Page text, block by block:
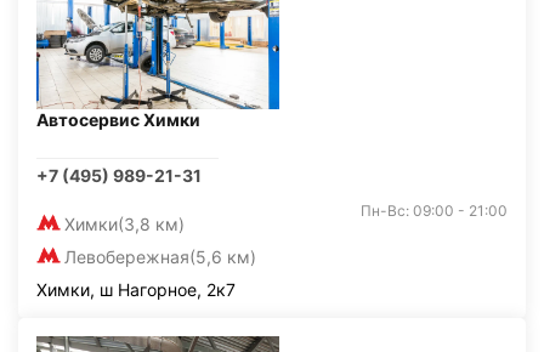
Автосервис Химки
+7 (495) 989-21-31
Химки(3,8 км)
Левобережная(5,6 км)
Пн-Вс: 09:00 - 21:00
Химки, ш Нагорное, 2к7